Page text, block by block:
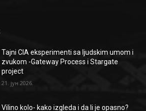
Tajni CIA eksperimenti sa ljudskim umom i
zvukom -Gateway Process i Stargate
project
21. јун 2026.
Vilino kolo- kako izgleda i da li je opasno?